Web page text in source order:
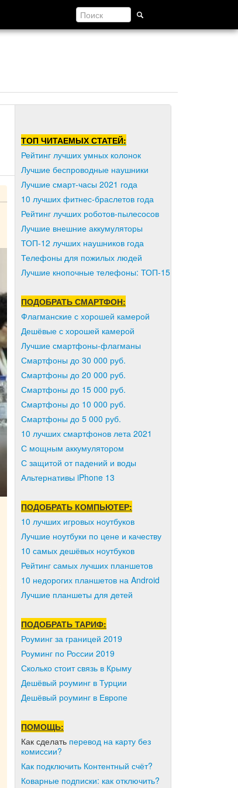
ТОП ЧИТАЕМЫХ СТАТЕЙ:
Рейтинг лучших умных колонок
Лучшие беспроводные наушники
Лучшие смарт-часы 2021 года
10 лучших фитнес-браслетов года
Рейтинг лучших роботов-пылесосов
Лучшие внешние аккумуляторы
ТОП-12 лучших наушников года
Телефоны для пожилых людей
Лучшие кнопочные телефоны: ТОП-15
ПОДОБРАТЬ СМАРТФОН:
Флагманские с хорошей камерой
Дешёвые с хорошей камерой
Лучшие смартфоны-флагманы
Смартфоны до 30 000 руб.
Смартфоны до 20 000 руб.
Смартфоны до 15 000 руб.
Смартфоны до 10 000 руб.
Смартфоны до 5 000 руб.
10 лучших смартфонов лета 2021
С мощным аккумулятором
С защитой от падений и воды
Альтернативы iPhone 13
ПОДОБРАТЬ КОМПЬЮТЕР:
10 лучших игровых ноутбуков
Лучшие ноутбуки по цене и качеству
10 самых дешёвых ноутбуков
Рейтинг самых лучших планшетов
10 недорогих планшетов на Android
Лучшие планшеты для детей
ПОДОБРАТЬ ТАРИФ:
Роуминг за границей 2019
Роуминг по России 2019
Сколько стоит связь в Крыму
Дешёвый роуминг в Турции
Дешёвый роуминг в Европе
ПОМОЩЬ:
Как сделать перевод на карту без
комиссии?
Как подключить Контентный счёт?
Коварные подписки: как отключить?